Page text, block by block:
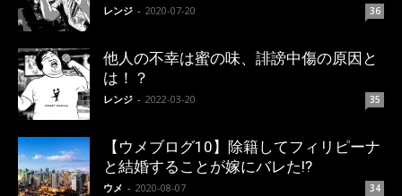
レンジ - 2020-07-20 36
他人の不幸は蜜の味、誹謗中傷の原因と
は！？
レンジ - 2022-03-20 35
【ウメブログ10】除籍してフィリピーナ
と結婚することが嫁にバレた!?
ウメ - 2020-08-07 34